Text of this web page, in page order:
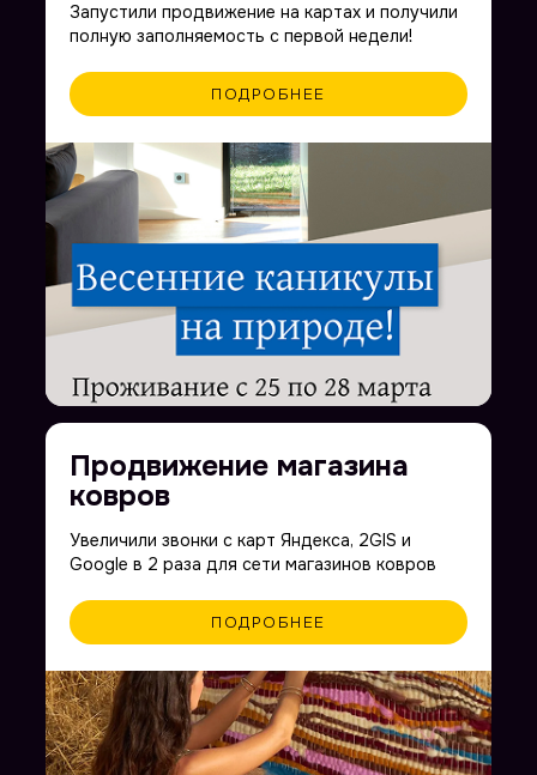
Запустили продвижение на картах и получили
полную заполняемость с первой недели!
ПОДРОБНЕЕ
Продвижение магазина
ковров
Увеличили звонки с карт Яндекса, 2GIS и
Google в 2 раза для сети магазинов ковров
ПОДРОБНЕЕ
оставьте
заявку
проведем бесплатный
аудит и расскажем, как
улучшить результаты
или напишите нам в telegram
Ваша почта
Номер телефона
Комментарий
@intop_click